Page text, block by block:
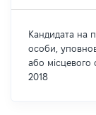
Кандидата на
особи,
або місцевого
2018